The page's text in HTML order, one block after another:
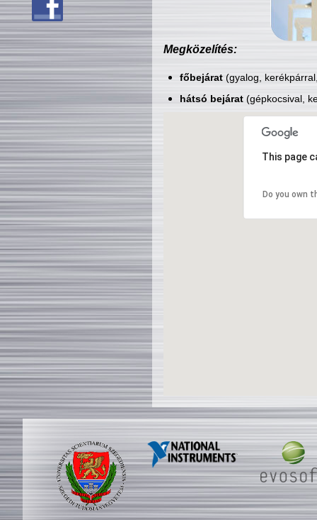
Megközelítés:
főbejárat(gyalog,
hátsó bejárat(gépkocsival,
This page
Do you own